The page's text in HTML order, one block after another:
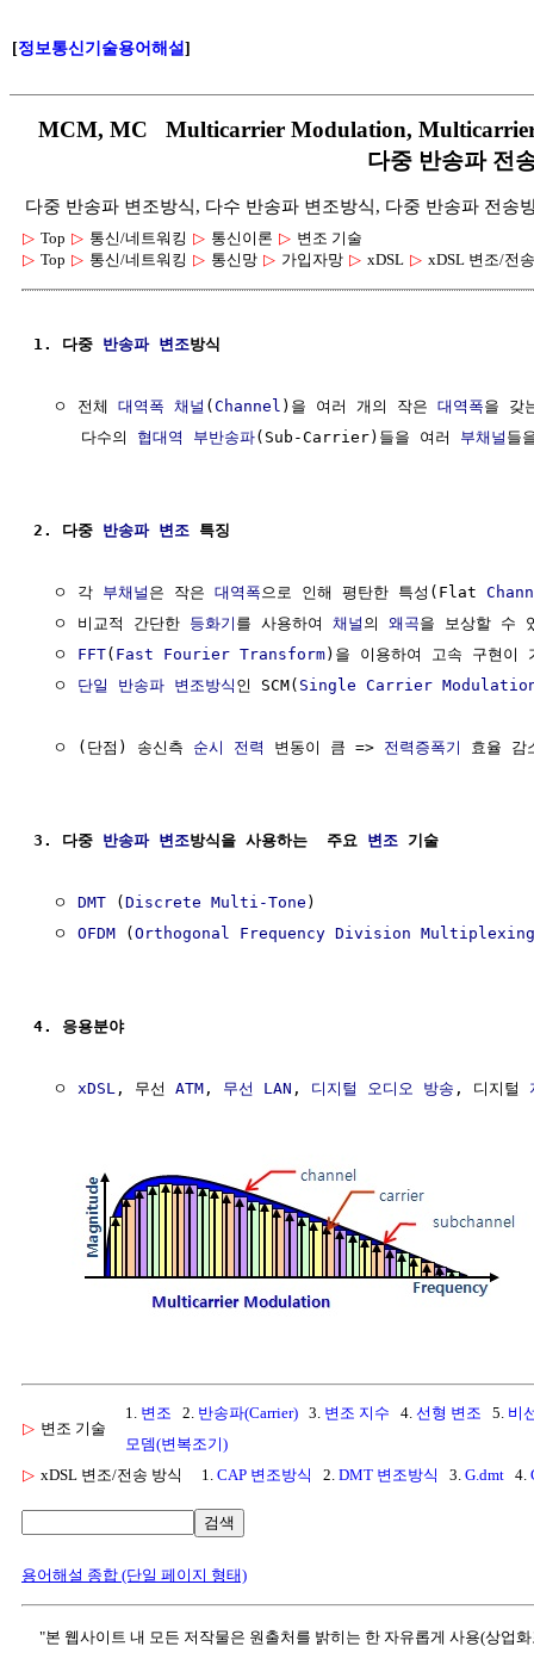
[정보통신기술용어해설]
MCM, MC Multicarrier Modulation,
다중 반송파 전
다중 반송파 변조방식, 다수 반송파 변조방식, 다중 반송파 전송
▷ Top ▷ 통신/네트워킹 ▷ 통신이론 ▷ 변조 기술
▷ Top ▷ 통신/네트워킹 ▷ 통신망 ▷ 가입자망 ▷ xDSL ▷ xDSL 변조/전
1. 다중 반송파 변조방식
  ㅇ 전체
대역폭 채널 (Channel )을 여러 개의 작은 대역폭을 갖
     다수의
협대역 부반송파(Sub-Carrier)들을 여러 부채널 들
2. 다중 반송파 변조 특징
  ㅇ 각
부채널 은 작은 대역폭 으로 인해 평탄한 특성(Flat
  ㅇ 비교적 간단한
등화기 를 사용하여 채널 의 왜곡을 보상할 수
  ㅇ
FFT( Fast Fourier Transform)을 이용하여 고속 구현이
  ㅇ
단일 반송파 변조방식 인 SCM( Single Carrier
  ㅇ (단점) 송신측
순시 전력 변동이 큼 => 전력증폭기 효율
3. 다중 반송파 변조방식을 사용하는  주요 변조 기술
  ㅇ
DMT (Discrete Multi-Tone )
  ㅇ
OFDM (Orthogonal Frequency Division Multiplexing
4. 응용분야
  ㅇ
xDSL , 무선 ATM , 무선 LAN , 디지털 오디오 방송 , 디지털
▷ 변조 기술
1. 변조 2. 반송파(Carrier) 3. 변조 지수 4. 선형 변조 5. 비
모뎀(변복조기)
▷ xDSL 변조/전송 방식 1. CAP 변조방식 2. DMT 변조방식 3. G.dmt 4.
검색
용어해설 종합 (단일 페이지 형태)
"본 웹사이트 내 모든 저작물은 원출처를 밝히는 한 자유롭게 사용(상업